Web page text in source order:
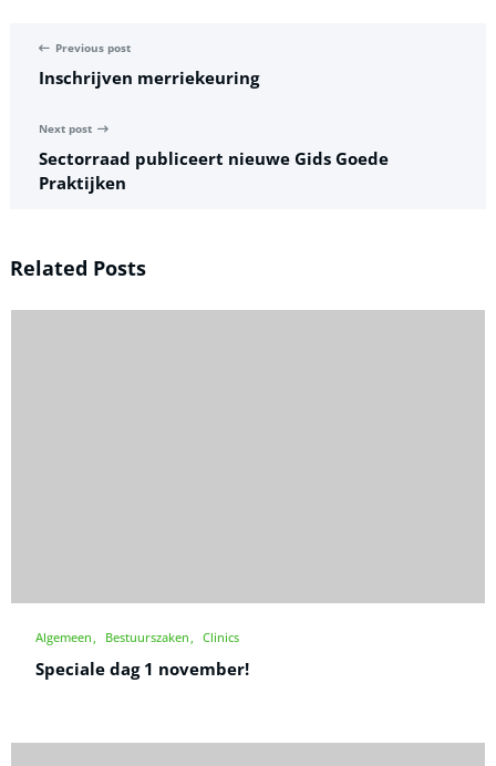
Previous post
Inschrijven merriekeuring
Next post
Sectorraad publiceert nieuwe Gids Goede
Praktijken
Related Posts
Algemeen Bestuurszaken Clinics
Speciale dag 1 november!